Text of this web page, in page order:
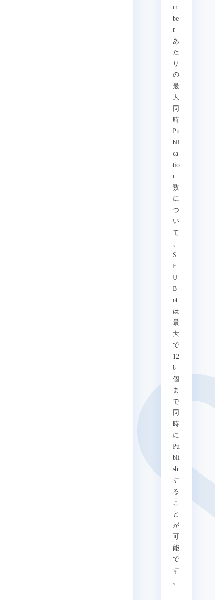
m
be
r
あ
た
り
の
最
大
同
時
Pu
bli
ca
tio
n
数
に
つ
い
て
、
S
F
U
B
ot
は
最
大
で
12
8
個
ま
で
同
時
に
Pu
bli
sh
す
る
こ
と
が
可
能
で
す
。